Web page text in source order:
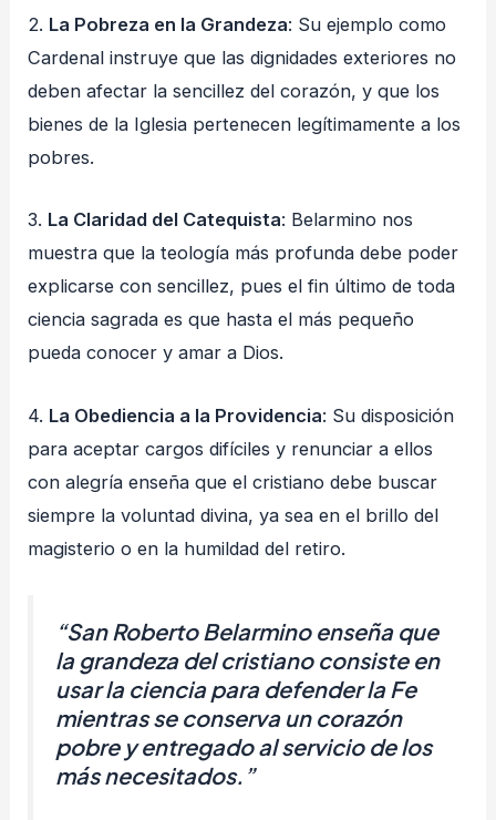
2. La Pobreza en la Grandeza: Su ejemplo como
Cardenal instruye que las dignidades exteriores no
deben afectar la sencillez del corazón, y que los
bienes de la Iglesia pertenecen legítimamente a los
pobres.
3. La Claridad del Catequista: Belarmino nos
muestra que la teología más profunda debe poder
explicarse con sencillez, pues el fin último de toda
ciencia sagrada es que hasta el más pequeño
pueda conocer y amar a Dios.
4. La Obediencia a la Providencia: Su disposición
para aceptar cargos difíciles y renunciar a ellos
con alegría enseña que el cristiano debe buscar
siempre la voluntad divina, ya sea en el brillo del
magisterio o en la humildad del retiro.
“San Roberto Belarmino enseña que
la grandeza del cristiano consiste en
usar la ciencia para defender la Fe
mientras se conserva un corazón
pobre y entregado al servicio de los
más necesitados.”